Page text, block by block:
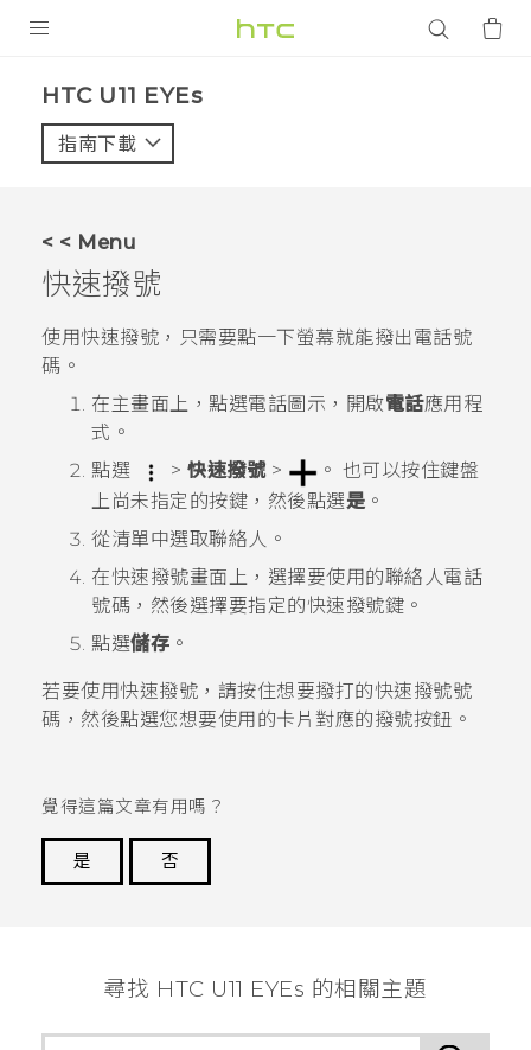
VIVE
應用程式
支援服務
HTC U11 EYEs‎
指南下載
< < Menu
快速撥號
使用快速撥號，只需要點一下螢幕就能撥出電話號
碼。
在主畫面上，點選電話圖示，開啟電話應用程
式。
點選
> 快速撥號> 。 也可以按住鍵盤
上尚未指定的按鍵，然後點選是 。
從清單中選取聯絡人。
在快速撥號畫面上，選擇要使用的聯絡人電話
號碼，然後選擇要指定的快速撥號鍵。
點選儲存 。
若要使用快速撥號，請按住想要撥打的快速撥號號
碼， 然後點選您想要使用的卡片對應的撥號按鈕。
覺得這篇文章有用嗎？
是
否
尋找 HTC U11 EYEs 的相關主題